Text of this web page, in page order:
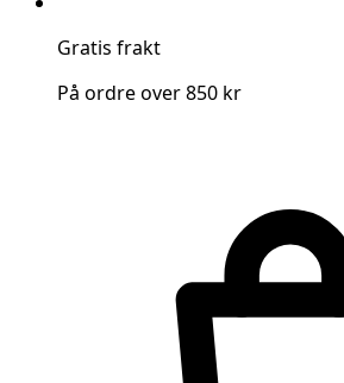
Gratis frakt
På ordre over 850 kr